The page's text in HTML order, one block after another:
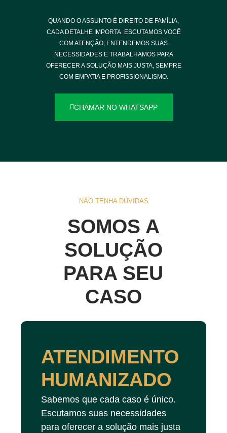
QUANDO O ASSUNTO É DIREITO DE FAMÍLIA,
CADA DETALHE IMPORTA. ESCUTAMOS VOCÊ
COM ATENÇÃO, ENTENDEMOS SUAS
NECESSIDADES E TRABALHAMOS PARA
OFERECER A SOLUÇÃO MAIS JUSTA, SEMPRE
COM EMPATIA E PROFISSIONALISMO.
CHAMAR NO WHATSAPP
NÃO TENHA DÚVIDAS
SOMOS A
SOLUÇÃO
PARA SEU
CASO
ATENDIMENTO
HUMANIZADO
Sabemos que cada caso é único.
Escutamos suas necessidades
para oferecer a solução mais justa